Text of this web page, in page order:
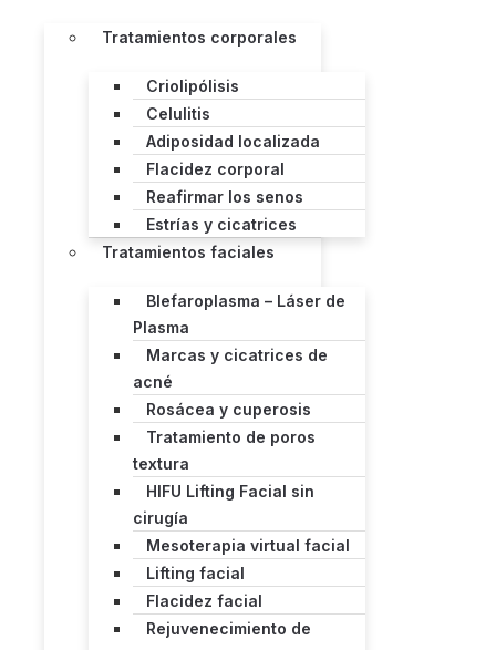
Tratamientos corporales
Criolipólisis
Celulitis
Adiposidad localizada
Flacidez corporal
Reafirmar los senos
Estrías y cicatrices
Tratamientos faciales
Blefaroplasma – Láser de
Plasma
Marcas y cicatrices de
acné
Rosácea y cuperosis
Tratamiento de poros
textura
HIFU Lifting Facial sin
cirugía
Mesoterapia virtual facial
Lifting facial
Flacidez facial
Rejuvenecimiento de